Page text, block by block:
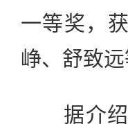
一等奖，
峥、舒致
据介绍